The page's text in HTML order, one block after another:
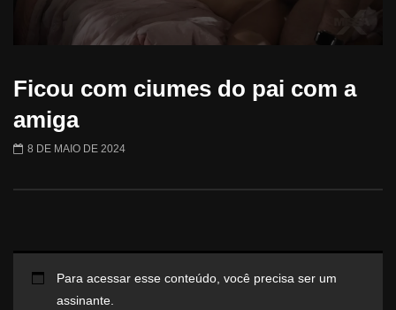
Ficou com ciumes do pai com a
amiga
8 DE MAIO DE 2024
Para acessar esse conteúdo, você precisa ser um
assinante.